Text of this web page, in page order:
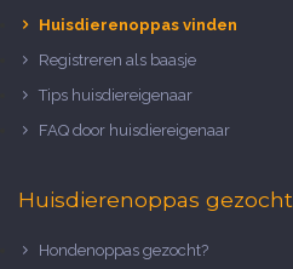
Huisdierenoppas vinden
Registreren als baasje
Tips huisdiereigenaar
FAQ door huisdiereigenaar
Huisdierenoppas gezocht
Hondenoppas gezocht?